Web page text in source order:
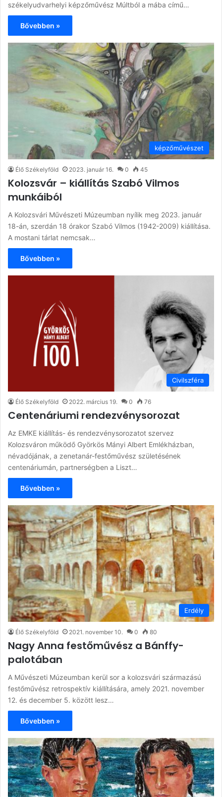
székelyudvarhelyi képzőművész Múltból a mába című…
Bővebben »
képzőművészet
Élő Székelyföld 2023. január 16. 0 45
Kolozsvár – kiállítás Szabó Vilmos
munkáiból
A Kolozsvári Művészeti Múzeumban nyílik meg 2023. január
18-án, szerdán 18 órakor Szabó Vilmos (1942-2009) kiállítása.
A mostani tárlat nemcsak…
Bővebben »
Civilszféra
Élő Székelyföld 2022. március 19. 0 76
Centenáriumi rendezvénysorozat
Az EMKE kiállítás- és rendezvénysorozatot szervez
Kolozsváron működő Györkös Mányi Albert Emlékházban,
névadójának, a zenetanár-festőművész születésének
centenáriumán, partnerségben a Liszt…
Bővebben »
Erdély
Élő Székelyföld 2021. november 10. 0 80
Nagy Anna festőművész a Bánffy-
palotában
A Művészeti Múzeumban kerül sor a kolozsvári származású
festőművész retrospektív kiállítására, amely 2021. november
12. és december 5. között lesz…
Bővebben »